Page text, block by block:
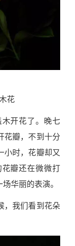
花
开花了。晚七
花瓣，不到十分
小时，花瓣却又
瓣还在微微打
华丽的表演。
我们看到花朵